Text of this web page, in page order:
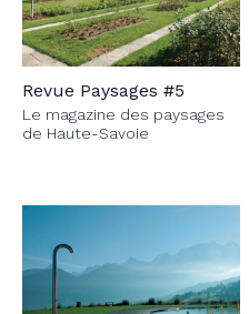
Revue Paysages #5
Le magazine des paysages
de Haute-Savoie